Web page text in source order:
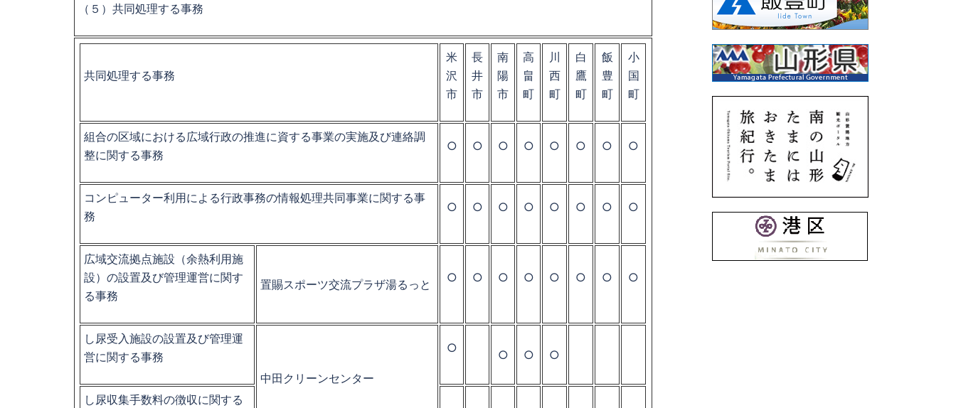
（５）共同処理する事務
共同処理する事務
米
沢
市
長
井
市
南
陽
市
高
畠
町
川
西
町
白
鷹
町
飯
豊
町
小
国
町
組合の区域における広域行政の推進に資する事業の実施及び連絡調
整に関する事務
○ ○ ○ ○ ○ ○ ○ ○
コンピューター利用による行政事務の情報処理共同事業に関する事
務
○ ○ ○ ○ ○ ○ ○ ○
広域交流拠点施設（余熱利用施
設）の設置及び管理運営に関す
る事務
置賜スポーツ交流プラザ湯るっと ○ ○ ○ ○ ○ ○ ○ ○
し尿受入施設の設置及び管理運
営に関する事務
中田クリーンセンター
○ ○ ○ ○
し尿収集手数料の徴収に関する